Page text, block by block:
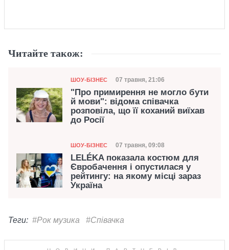
Читайте також:
Категорія
ШОУ-БІЗНЕС Дата публікації
07 травня, 21:06
"Про примирення не могло бути
й мови": відома співачка
розповіла, що її коханий виїхав
до Росії
Категорія
ШОУ-БІЗНЕС Дата публікації
07 травня, 09:08
LELÉKA показала костюм для
Євробачення і опустилася у
рейтингу: на якому місці зараз
Україна
Теги: #Рок музика #Співачка